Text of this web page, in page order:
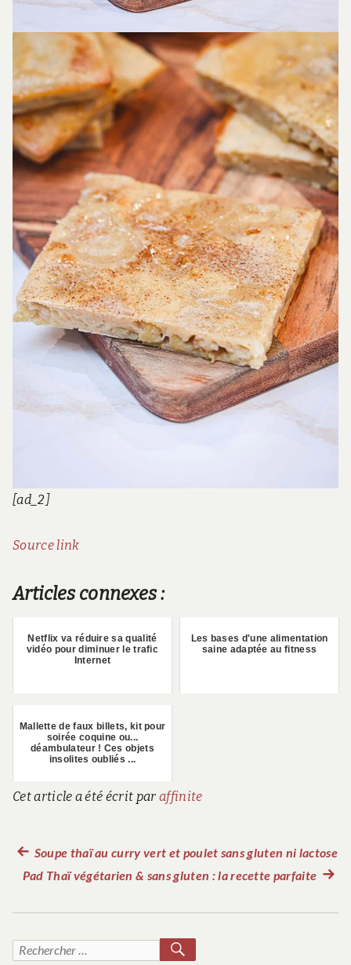
[ad_2]
Source link
Articles connexes :
Netflix va réduire sa qualité
vidéo pour diminuer le trafic
Internet
Les bases d'une alimentation
saine adaptée au fitness
Mallette de faux billets, kit pour
soirée coquine ou...
déambulateur ! Ces objets
insolites oubliés ...
Cet article a été écrit par affinite
Navigation
l’article
Article
précédent :
Soupe thaï au curry vert et poulet sans gluten ni lactose
Pad Thaï végétarien & sans gluten : la recette parfaite
Recherche